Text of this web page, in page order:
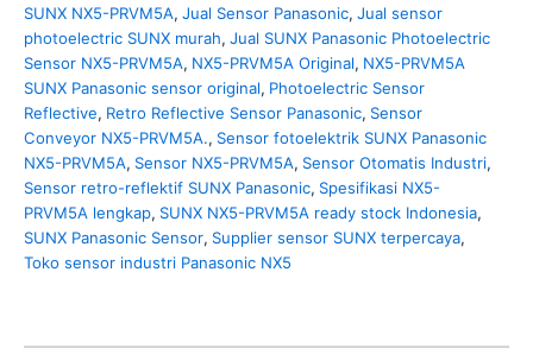
SUNX NX5-PRVM5A, Jual Sensor Panasonic, Jual sensor
photoelectric SUNX murah, Jual SUNX Panasonic Photoelectric
Sensor NX5-PRVM5A, NX5-PRVM5A Original, NX5-PRVM5A
SUNX Panasonic sensor original, Photoelectric Sensor
Reflective, Retro Reflective Sensor Panasonic, Sensor
Conveyor NX5-PRVM5A., Sensor fotoelektrik SUNX Panasonic
NX5-PRVM5A, Sensor NX5-PRVM5A, Sensor Otomatis Industri,
Sensor retro-reflektif SUNX Panasonic, Spesifikasi NX5-
PRVM5A lengkap, SUNX NX5-PRVM5A ready stock Indonesia,
SUNX Panasonic Sensor, Supplier sensor SUNX terpercaya,
Toko sensor industri Panasonic NX5